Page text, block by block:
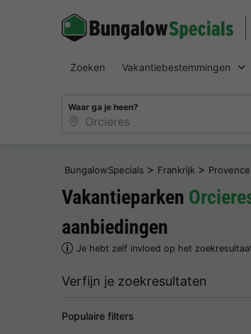
Zoeken Vakantiebestemmingen
Waar ga je heen?
BungalowSpecials > Frankrijk >
Vakantieparken
aanbiedingen
Je hebt zelf invloed op het
Verfijn je zoekresultaten
Populaire filters